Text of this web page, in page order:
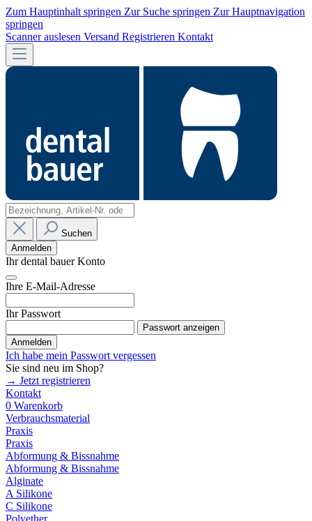
Zum Hauptinhalt springen Zur Suche springen Zur Hauptnavigation
springen
Scanner auslesen Versand Registrieren Kontakt
Suchen
Anmelden
Ihr dental bauer Konto
Ihre E-Mail-Adresse
Ihr Passwort
Passwort anzeigen
Anmelden
Ich habe mein Passwort vergessen
Sie sind neu im Shop?
→ Jetzt registrieren
Kontakt
0 Warenkorb
Verbrauchsmaterial
Praxis
Praxis
Abformung & Bissnahme
Abformung & Bissnahme
Alginate
A Silikone
C Silikone
Polyether